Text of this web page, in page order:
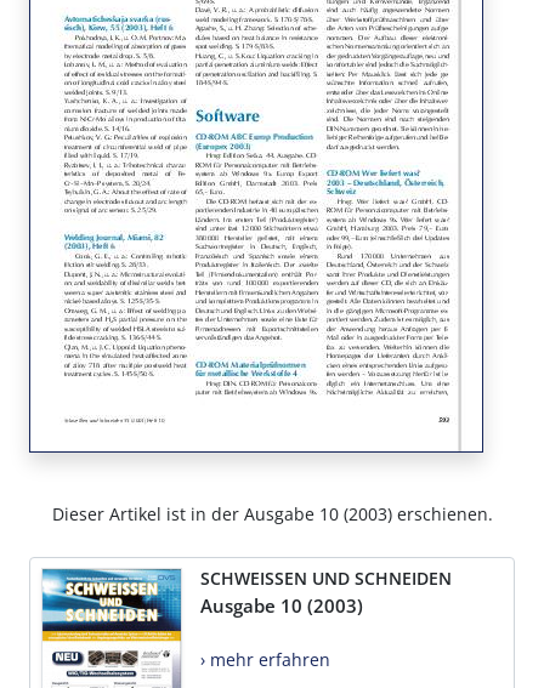
Dieser Artikel ist in der Ausgabe 10 (2003) erschienen.
SCHWEISSEN UND SCHNEIDEN
Ausgabe 10 (2003)
› mehr erfahren